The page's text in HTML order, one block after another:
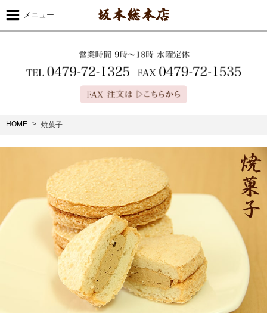
メニュー
HOME 焼菓子